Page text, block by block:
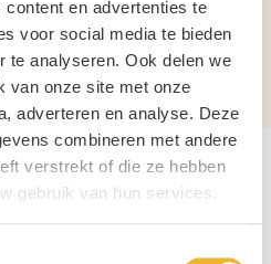
en advertenties te
voor social media te bieden
te analyseren. Ook delen we
van onze site met onze
adverteren en analyse. Deze
combineren met andere
verstrekt of die ze hebben
gebruik van hun services.
Blik
12